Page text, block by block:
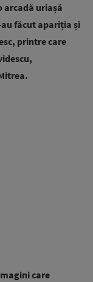
uriașă
făcut apariția și
printre care
care